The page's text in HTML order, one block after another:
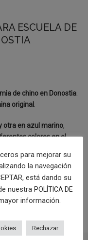
ESCUELA DE
de chino en Donostia
original
otra en azul marino,
colores en el
para mejorar su
la navegación
está dando su
nuestra POLÍTICA DE
información.
Rechazar